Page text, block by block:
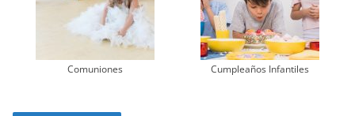
Comuniones Cumpleaños Infantiles